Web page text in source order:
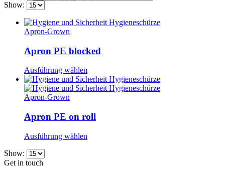
Show:
Apron-Grown
Apron PE blocked
Ausführung wählen
Apron-Grown
Apron PE on roll
Ausführung wählen
Show:
Get in touch